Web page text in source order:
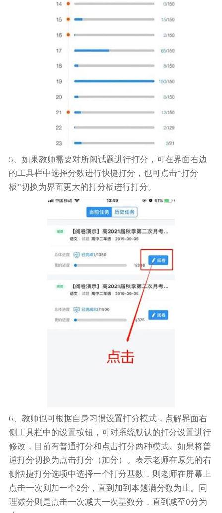
5、如果教师需要对所阅试题进行打分，可在界面右边
的工具栏中选择分数进行快捷打分，也可点击“打分
板”切换为界面更大的打分板进行打分。
6、教师也可根据自身习惯设置打分模式，点解界面右
侧工具栏中的设置按钮，可对系统默认的打分设置进行
修改，目前有普通打分和点击打分两种模式。如果将普
通打分切换为点击打分（加分）。表示老师在原先的右
侧快捷打分选项中选择一个打分基数，则老师在屏幕上
点击一次则加一个2分，直到加到本题满分数为止。同
理减分则是点击一次减去一次基数分，直到减至0分为